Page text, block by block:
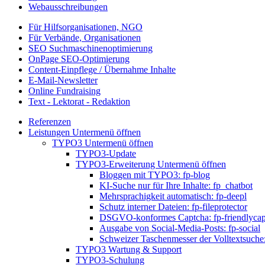
Webausschreibungen
Für Hilfsorganisationen, NGO
Für Verbände, Organisationen
SEO Suchmaschinenoptimierung
OnPage SEO-Optimierung
Content-Einpflege / Übernahme Inhalte
E-Mail-Newsletter
Online Fundraising
Text - Lektorat - Redaktion
Referenzen
Leistungen Untermenü öffnen
TYPO3 Untermenü öffnen
TYPO3-Update
TYPO3-Erweiterung Untermenü öffnen
Bloggen mit TYPO3: fp-blog
KI-Suche nur für Ihre Inhalte: fp_chatbot
Mehrsprachigkeit automatisch: fp-deepl
Schutz interner Dateien: fp-fileprotector
DSGVO-konformes Captcha: fp-
Ausgabe von Social-Media-Posts: fp-social
Schweizer Taschenmesser der
TYPO3 Wartung & Support
TYPO3-Schulung